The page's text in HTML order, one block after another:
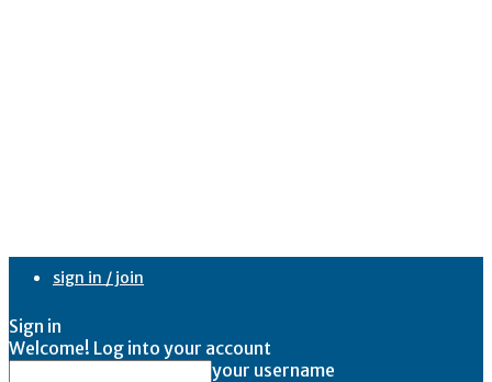
sign in / join
Sign in
Welcome! Log into your account
your username